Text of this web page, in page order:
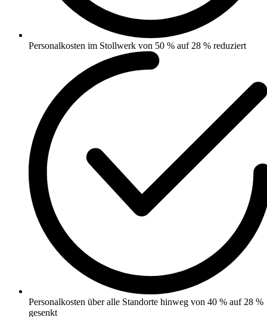
Personalkosten im Stollwerk von 50 % auf 28 % reduziert
Personalkosten über alle Standorte hinweg von 40 % auf 28 %
gesenkt